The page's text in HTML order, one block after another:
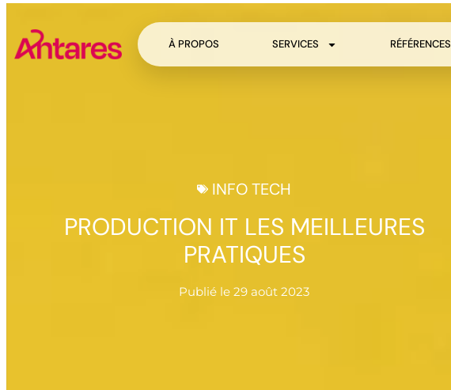
À PROPOS SERVICES RÉFÉRENCES
INFO TECH
PRODUCTION IT LES MEILLEURES
PRATIQUES
Publié le 29 août 2023